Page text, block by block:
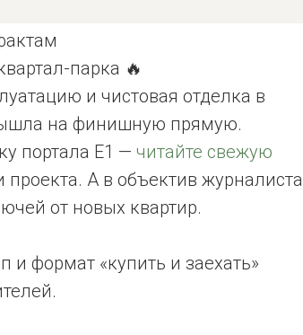
парка 🔥
и чистовая отделка в
на финишную прямую.
портала Е1 — читайте свежую
проекта. А в объектив журналиста
от новых квартир.
и формат «купить и заехать»